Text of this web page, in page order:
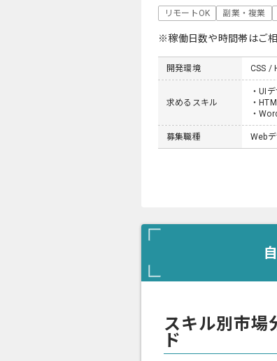
リモートOK 副業・複業
※稼働日数や時間帯はご
開発環境 CSS /
求めるスキル
・UI
・
・
募集職種 Web
スキル別市場
ド